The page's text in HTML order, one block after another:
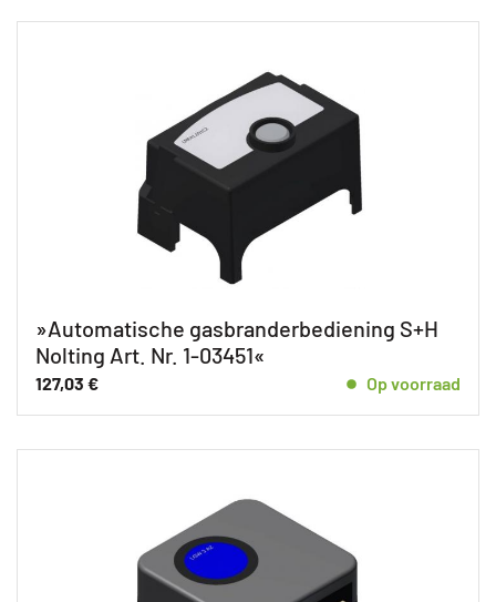
»Automatische gasbranderbediening S+H
Nolting Art. Nr. 1-03451«
127,03 € Op voorraad